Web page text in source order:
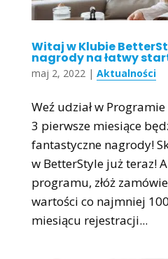
Witaj w Klubie
nagrody na łatwy
maj 2, 2022 | Aktualności
Weź udział w
3 pierwsze miesiące
fantastyczne nagrody!
w BetterStyle już teraz!
programu, złóż
wartości co najmniej
miesiącu rejestracji...